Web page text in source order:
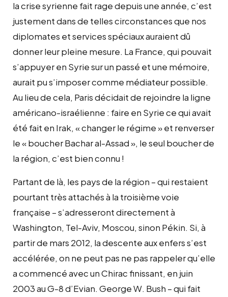
la crise syrienne fait rage depuis une année, c’est
justement dans de telles circonstances que nos
diplomates et services spéciaux auraient dû
donner leur pleine mesure. La France, qui pouvait
s’appuyer en Syrie sur un passé et une mémoire,
aurait pu s’imposer comme médiateur possible.
Au lieu de cela, Paris décidait de rejoindre la ligne
américano-israélienne : faire en Syrie ce qui avait
été fait en Irak, « changer le régime » et renverser
le « boucher Bachar al-Assad », le seul boucher de
la région, c’est bien connu !
Partant de là, les pays de la région – qui restaient
pourtant très attachés à la troisième voie
française – s’adresseront directement à
Washington, Tel-Aviv, Moscou, sinon Pékin. Si, à
partir de mars 2012, la descente aux enfers s’est
accélérée, on ne peut pas ne pas rappeler qu’elle
a commencé avec un Chirac finissant, en juin
2003 au G-8 d’Evian. George W. Bush – qui fait